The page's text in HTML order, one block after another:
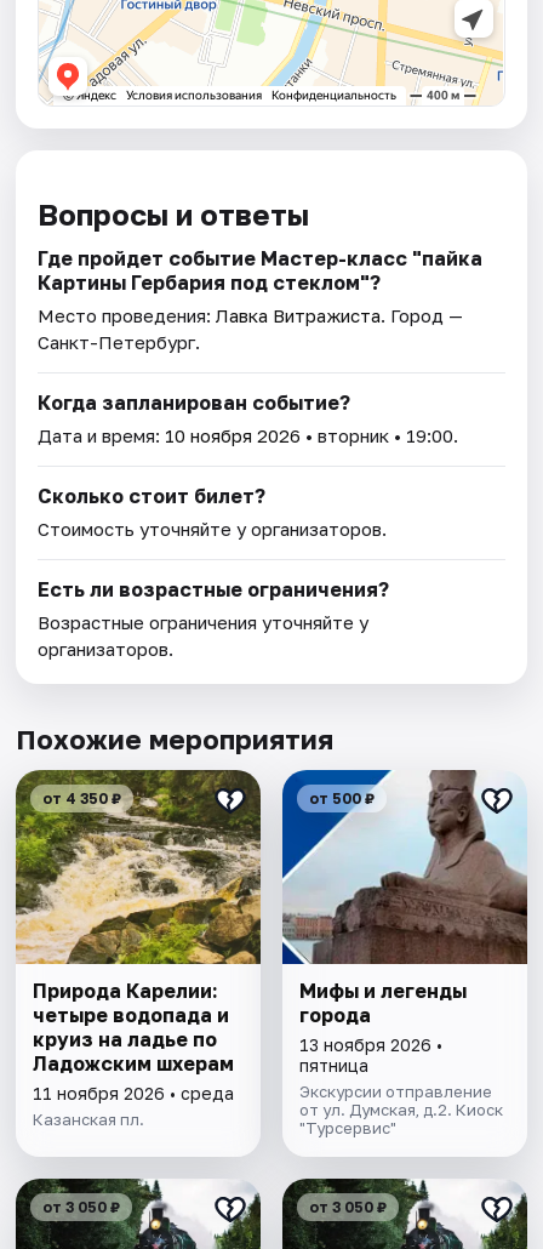
Вопросы и ответы
Где пройдет событие Мастер-класс "пайка
Картины Гербария под стеклом"?
Место проведения:Лавка Витражиста. Город —
Санкт-Петербург.
Когда запланирован событие?
Дата и время: 10 ноября 2026 • вторник • 19:00.
Сколько стоит билет?
Стоимость уточняйте у организаторов.
Есть ли возрастные ограничения?
Возрастные ограничения уточняйте у
организаторов.
Похожие мероприятия
от 4 350 ₽
Природа Карелии:
четыре водопада и
круиз на ладье по
Ладожским шхерам
11 ноября 2026 • среда
Казанская пл.
от 500 ₽
Мифы и легенды
города
13 ноября 2026 •
пятница
Экскурсии отправление
от ул. Думская, д.2. Киоск
"Турсервис"
от 3 050 ₽ от 3 050 ₽